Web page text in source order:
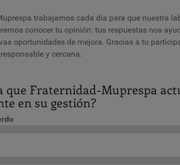
trabajamos cada día para que nuestra
conocer tu opinión: tus respuestas nos
oportunidades de mejora. Gracias a tu
y cercana.
que Fraternidad-Muprespa
en su gestión?